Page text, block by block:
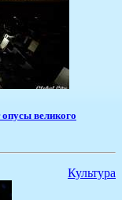
великого
Культура